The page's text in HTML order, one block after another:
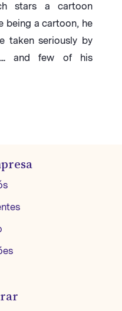
stars a cartoon
being a cartoon, he
taken seriously by
and few of his